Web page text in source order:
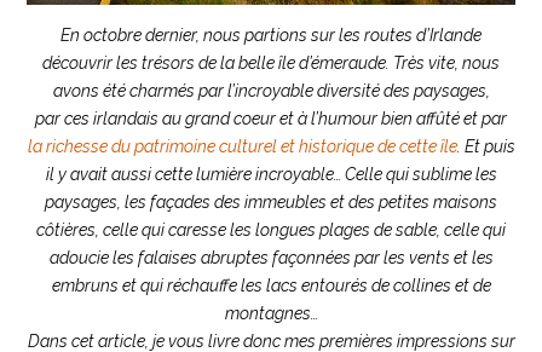
En octobre dernier, nous partions sur les routes d’Irlande
découvrir les trésors de la belle île d’émeraude. Très vite, nous
avons été charmés par l’incroyable diversité des paysages,
par ces irlandais au grand coeur et à l’humour bien affûté et par
la richesse du patrimoine culturel et historique de cette île. Et puis
il y avait aussi cette lumière incroyable… Celle qui sublime les
paysages, les façades des immeubles et des petites maisons
côtières, celle qui caresse les longues plages de sable, celle qui
adoucie les falaises abruptes façonnées par les vents et les
embruns et qui réchauffe les lacs entourés de collines et de
montagnes…
Dans cet article, je vous livre donc mes premières impressions sur